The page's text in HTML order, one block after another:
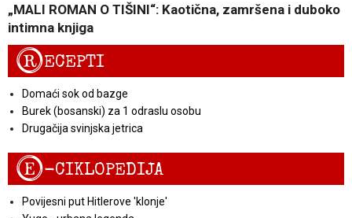
„MALI ROMAN O TIŠINI“: Kaotična, zamršena i duboko
intimna knjiga
RECEPTI
Domaći sok od bazge
Burek (bosanski) za 1 odraslu osobu
Drugačija svinjska jetrica
E-CIKLOPEDIJA
Povijesni put Hitlerove 'klonje'